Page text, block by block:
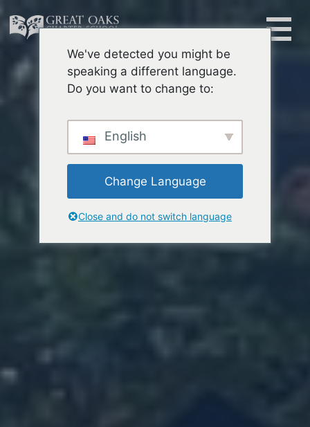
content
Buscar:
We've detected you might be
speaking a different language.
Do you want to change to:
English
Change Language
Close and do not switch language